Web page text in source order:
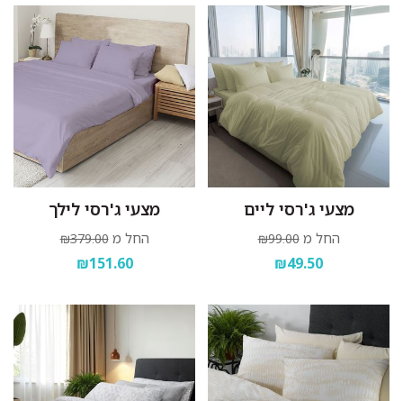
מצעי ג'רסי ליים
החל מ ₪99.00
₪49.50
מצעי ג'רסי לילך
החל מ ₪379.00
₪151.60